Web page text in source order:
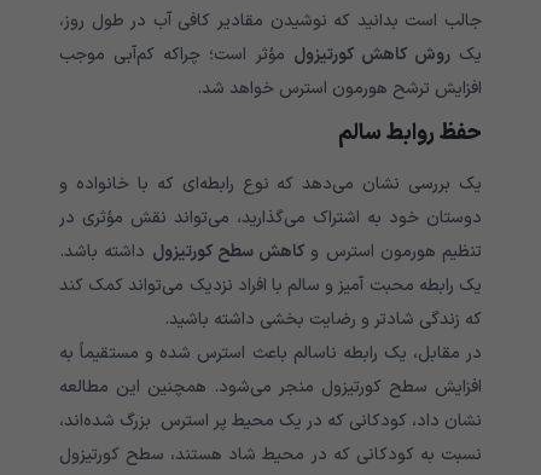
جالب است بدانید که نوشیدن مقادیر کافی آب در طول روز،
یکروش کاهش کورتیزول مؤثر است؛ چراکه کم‌آبی موجب
افزایش ترشح هورمون استرس خواهد شد.
حفظ روابط سالم
یک بررسی نشان می‌دهد که نوع رابطه‌ای که با خانواده و
دوستان خود به اشتراک می‌گذارید، می‌تواند نقش مؤثری در
تنظیم هورمون استرس و کاهش سطح کورتیزول داشته باشد.
یک رابطه محبت آمیز و سالم با افراد نزدیک می‌تواند کمک کند
که زندگی شادتر و رضایت بخشی داشته باشید.
در مقابل، یک رابطه ناسالم باعث استرس شده و مستقیماً به
افزایش سطح کورتیزول منجر می‌شود. همچنین این مطالعه
نشان داد، کودکانی که در یک محیط پر استرس بزرگ شده‌اند،
نسبت به کودکانی که در محیط شاد هستند، سطح کورتیزول